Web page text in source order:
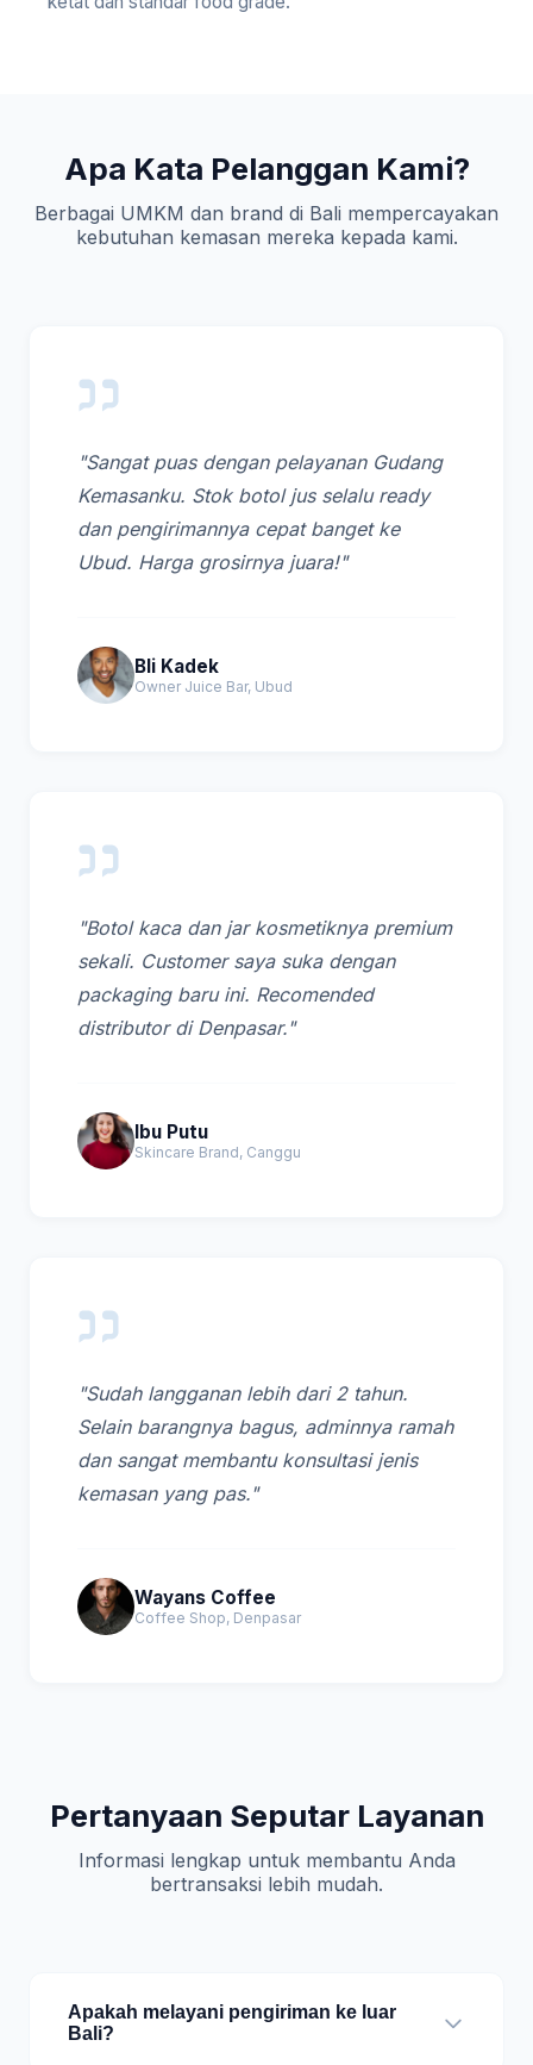
Apa Kata Pelanggan Kami?
Berbagai UMKM dan brand di Bali mempercayakan
kebutuhan kemasan mereka kepada kami.
"Sangat puas dengan pelayanan Gudang
Kemasanku. Stok botol jus selalu ready
dan pengirimannya cepat banget ke
Ubud. Harga grosirnya juara!"
Bli Kadek
Owner Juice Bar, Ubud
"Botol kaca dan jar kosmetiknya premium
sekali. Customer saya suka dengan
packaging baru ini. Recomended
distributor di Denpasar."
Ibu Putu
Skincare Brand, Canggu
"Sudah langganan lebih dari 2 tahun.
Selain barangnya bagus, adminnya ramah
dan sangat membantu konsultasi jenis
kemasan yang pas."
Wayans Coffee
Coffee Shop, Denpasar
Pertanyaan Seputar Layanan
Informasi lengkap untuk membantu Anda
bertransaksi lebih mudah.
Apakah melayani pengiriman ke luar
Bali?